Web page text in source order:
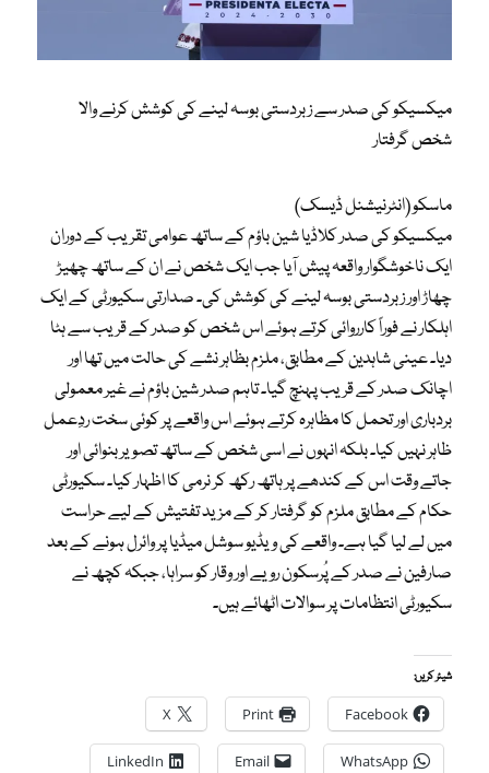
میکسیکو کی صدر سے زبردستی بوسہ لینے کی کوشش کرنے والا
شخص گرفتار
ماسکو (انٹرنیشنل ڈیسک)
میکسیکو کی صدر کلاڈیا شین باؤم کے ساتھ عوامی تقریب کے دوران
ایک ناخوشگوار واقعہ پیش آیا جب ایک شخص نے ان کے ساتھ چھیڑ
چھاڑ اور زبردستی بوسہ لینے کی کوشش کی۔ صدارتی سکیورٹی کے ایک
اہلکار نے فوراً کارروائی کرتے ہوئے اس شخص کو صدر کے قریب سے ہٹا
دیا۔ عینی شاہدین کے مطابق، ملزم بظاہر نشے کی حالت میں تھا اور
اچانک صدر کے قریب پہنچ گیا۔ تاہم صدر شین باؤم نے غیر معمولی
بردباری اور تحمل کا مظاہرہ کرتے ہوئے اس واقعے پر کوئی سخت ردِعمل
ظاہر نہیں کیا۔ بلکہ انہوں نے اسی شخص کے ساتھ تصویر بنوائی اور
جاتے وقت اس کے کندھے پر ہاتھ رکھ کر نرمی کا اظہار کیا۔ سکیورٹی
حکام کے مطابق ملزم کو گرفتار کر کے مزید تفتیش کے لیے حراست
میں لے لیا گیا ہے۔ واقعے کی ویڈیو سوشل میڈیا پر وائرل ہونے کے بعد
صارفین نے صدر کے پُرسکون رویے اور وقار کو سراہا، جبکہ کچھ نے
سکیورٹی انتظامات پر سوالات اٹھائے ہیں۔
شیئر کریں:
Facebook
Print
X
WhatsApp
Email
LinkedIn